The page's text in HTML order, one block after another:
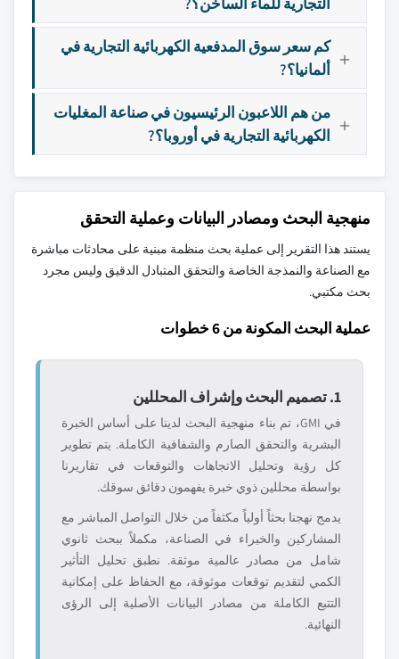
كم سعر سوق المدفعية الكهربائية التجارية في
ألمانيا؟?
من هم اللاعبون الرئيسيون في صناعة المغليات
الكهربائية التجارية في أوروبا؟?
منهجية البحث ومصادر البيانات وعملية التحقق
يستند هذا التقرير إلى عملية بحث منظمة مبنية على محادثات مباشرة
مع الصناعة والنمذجة الخاصة والتحقق المتبادل الدقيق وليس مجرد
بحث مكتبي.
عملية البحث المكونة من 6 خطوات
1. تصميم البحث وإشراف المحللين
في GMI، تم بناء منهجية البحث لدينا على أساس الخبرة
البشرية والتحقق الصارم والشفافية الكاملة. يتم تطوير
كل رؤية وتحليل الاتجاهات والتوقعات في تقاريرنا
بواسطة محللين ذوي خبرة يفهمون دقائق سوقك.
يدمج نهجنا بحثاً أولياً مكثفاً من خلال التواصل المباشر مع
المشاركين والخبراء في الصناعة، مكملاً ببحث ثانوي
شامل من مصادر عالمية موثقة. نطبق تحليل التأثير
الكمي لتقديم توقعات موثوقة، مع الحفاظ على إمكانية
التتبع الكاملة من مصادر البيانات الأصلية إلى الرؤى
النهائية.